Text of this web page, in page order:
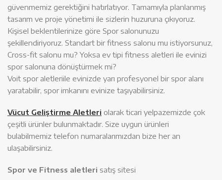
güvenmemiz gerektiğini hatırlatıyor. Tamamıyla planlanmış
tasarım ve proje yönetimi ile sizlerin huzuruna çıkıyoruz.
Kişisel beklentilerinize göre Spor salonunuzu
şekillendiriyoruz. Standart bir fitness salonu mu istiyorsunuz,
Cross-fit salonu mu? Yoksa ev tipi fitness aletleri ile evinizi
spor salonuna dönüştürmek mi?
Voit spor aletleriile evinizde yarı profesyonel bir spor alanı
yaratabilir, spor imkanını evinize taşıyabilirsiniz.
Vücut Geliştirme Aletleri olarak ticari yelpazemizde çok
çeşitli ürünler bulunmaktadır. Size uygun ürünleri
bulabilmemiz telefon numaralarımızdan bize her an
ulaşabilirsiniz.
Spor ve Fitness aletleri satış sitesi